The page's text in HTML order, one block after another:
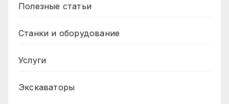
Полезные статьи
Станки и оборудование
Услуги
Экскаваторы